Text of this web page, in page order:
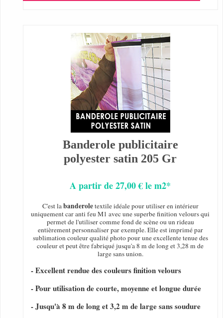
Banderole publicitaire
polyester satin 205 Gr
A partir de 27,00 € le m2*
C'est labanderoletextile idéale pour utiliser en intérieur
uniquement car anti feu M1 avec une superbe finition velours qui
permet de l'utiliser comme fond de scène ou un rideau
entièrement personnaliser par exemple. Elle est imprimé par
sublimation couleur qualité photo pour une excellente tenue des
couleur et peut être fabriqué jusqu'a 8 m de long et 3,28 m de
large sans union.
- Excellent rendue des couleurs finition velours
- Pour utilisation de courte, moyenne et longue durée
- Jusqu'à 8 m de long et 3,2 m de large sans soudure